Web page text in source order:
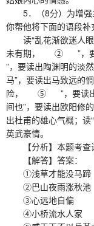
5．（8分）为增强
你帮他将下面的语段补
读“乱花渐欲迷人
未有期， ② ”，要
”，要读出陶渊明的
马”，要读出马致远的
险， ⑤ ”，要读出
间也”，要读出欧阳
出杜甫的雄心气概
英武豪情。
【分析】本题考查
【解答】答案：
①浅草才能没马蹄（
②巴山夜雨涨秋池
③心远地自偏
④小桥流水人家